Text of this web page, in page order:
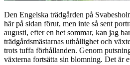
Den Engelska trädgården på
här på sidan förut, men inte så sent
augusti, efter en het sommar, kan jag
trädgårdsmästarnas uthållighet och
trots tuffa förhållanden. Genom
växterna fortsätta sin blomning. Det är